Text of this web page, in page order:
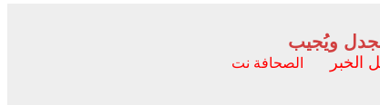
ويُجيب
الخبر الصحافة نت